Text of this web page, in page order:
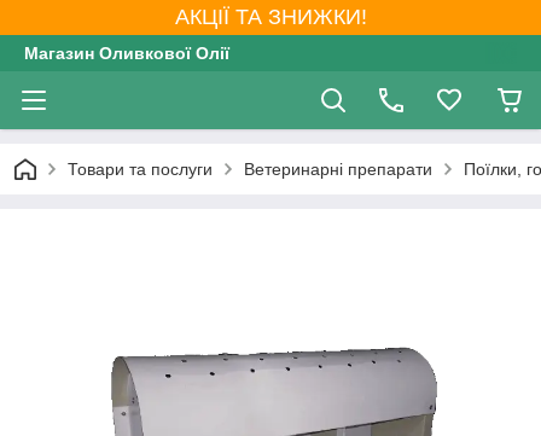
АКЦІЇ ТА ЗНИЖКИ!
Магазин Оливкової Олії
Товари та послуги Ветеринарні препарати Поїлки,